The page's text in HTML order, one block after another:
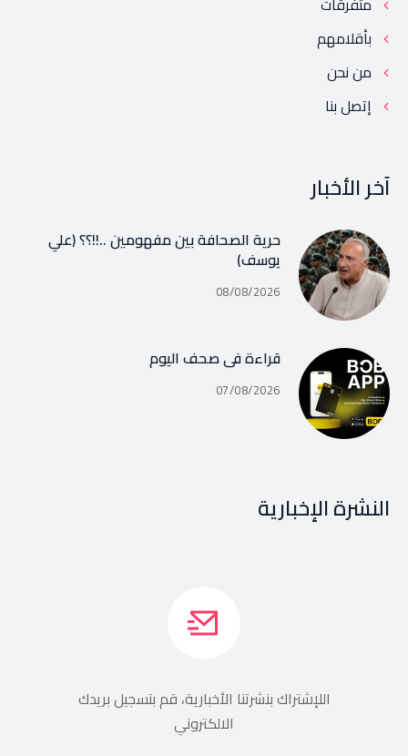
بأقلامهم
من نحن
إتصل بنا
آخر الأخبار
حرية الصحافة بين مفهومين ..!!؟؟ (علي
يوسف)
08/08/2026
قراءة في صحف اليوم
07/08/2026
النشرة الإخبارية
اللإشتراك بنشرتنا الأخبارية، قم بتسجيل بريدك
الالكتروني